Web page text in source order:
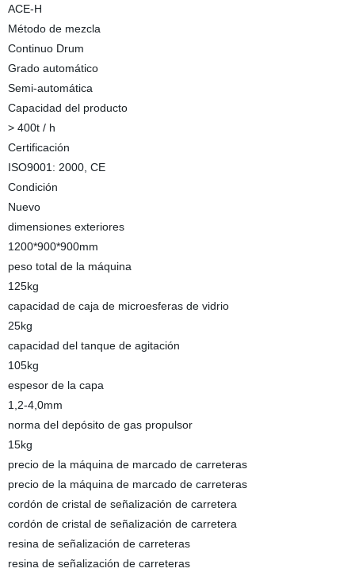
ACE-H
Método de mezcla
Continuo Drum
Grado automático
Semi-automática
Capacidad del producto
> 400t / h
Certificación
ISO9001: 2000, CE
Condición
Nuevo
dimensiones exteriores
1200*900*900mm
peso total de la máquina
125kg
capacidad de caja de microesferas de vidrio
25kg
capacidad del tanque de agitación
105kg
espesor de la capa
1,2-4,0mm
norma del depósito de gas propulsor
15kg
precio de la máquina de marcado de carreteras
precio de la máquina de marcado de carreteras
cordón de cristal de señalización de carretera
cordón de cristal de señalización de carretera
resina de señalización de carreteras
resina de señalización de carreteras